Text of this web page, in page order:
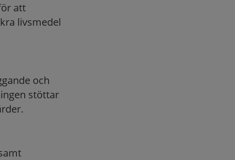
att
livsmedel
och
stöttar